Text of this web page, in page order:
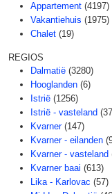
Appartement (4197)
Vakantiehuis (1975)
Chalet (19)
REGIOS
Dalmatië (3280)
Hooglanden (6)
Istrië (1256)
Istrië - vasteland
Kvarner (147)
Kvarner - eilanden
Kvarner - vasteland
Kvarner baai (613)
Lika - Karlovac (57)